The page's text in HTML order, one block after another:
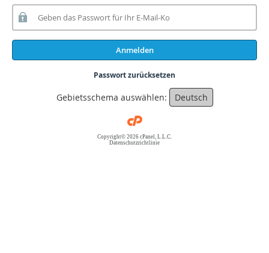
Anmelden
Passwort zurücksetzen
Gebietsschema auswählen: Deutsch
Copyright© 2026 cPanel, L.L.C.
Datenschutzrichtlinie